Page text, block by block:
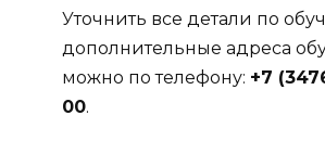
Уточнить все детали по
дополнительные адреса
можно по телефону: +7
00.